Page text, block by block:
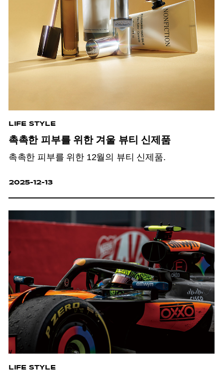
LIFE STYLE
촉촉한 피부를 위한 겨울 뷰티 신제품
촉촉한 피부를 위한 12월의 뷰티 신제품.
2025-12-13
LIFE STYLE